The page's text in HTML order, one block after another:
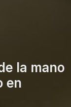
la mano
en